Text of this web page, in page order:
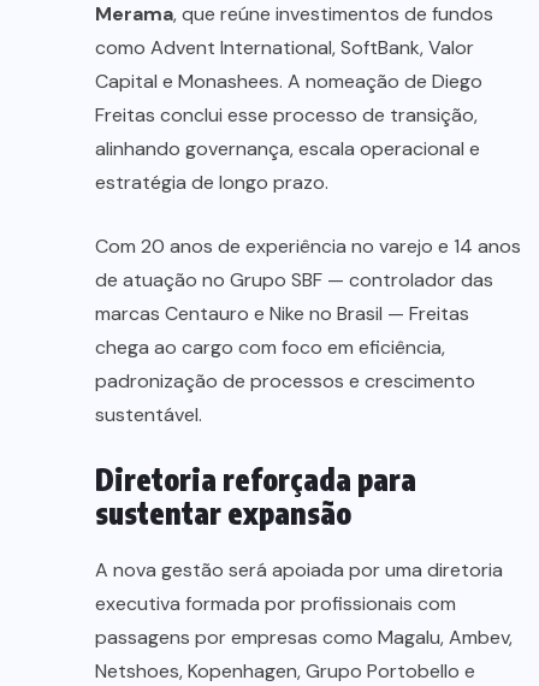
Merama, que reúne investimentos de fundos
como Advent International, SoftBank, Valor
Capital e Monashees. A nomeação de Diego
Freitas conclui esse processo de transição,
alinhando governança, escala operacional e
estratégia de longo prazo.
Com 20 anos de experiência no varejo e 14 anos
de atuação no Grupo SBF — controlador das
marcas Centauro e Nike no Brasil — Freitas
chega ao cargo com foco em eficiência,
padronização de processos e crescimento
sustentável.
Diretoria reforçada para
sustentar expansão
A nova gestão será apoiada por uma diretoria
executiva formada por profissionais com
passagens por empresas como Magalu, Ambev,
Netshoes, Kopenhagen, Grupo Portobello e